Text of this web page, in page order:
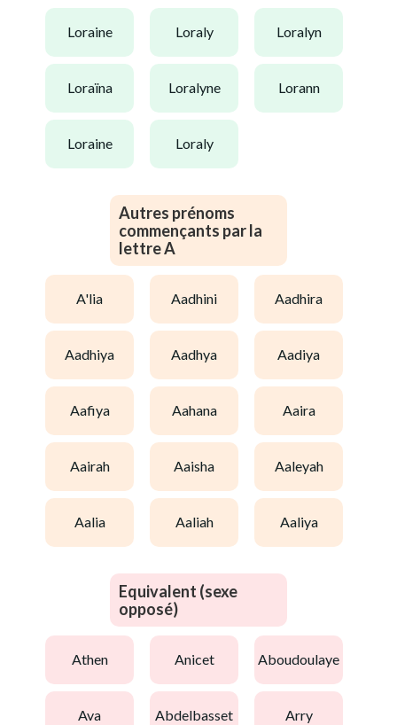
loraine loraly loralyn
loraïna loralyne lorann
loraine loraly
Autres prénoms
commençants par la
lettre A
a'lia aadhini aadhira
aadhiya aadhya aadiya
aafiya aahana aaira
aairah aaisha aaleyah
aalia aaliah aaliya
Equivalent (sexe
opposé)
athen anicet aboudoulaye
ava abdelbasset arry